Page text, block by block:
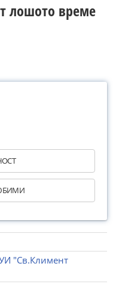
лошото време
"Св.Климент